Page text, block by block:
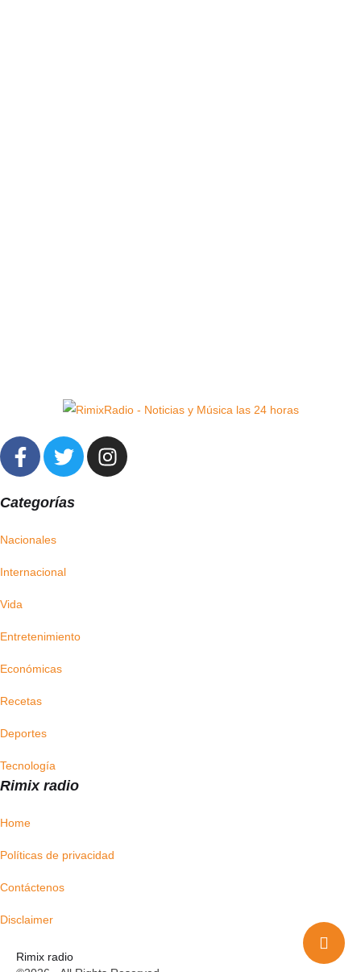
Rimix radio
Home
Políticas de privacidad
Contáctenos
Disclaimer
Categorías
Nacionales
Internacional
Vida
Entretenimiento
Económicas
Recetas
Deportes
Tecnología
Rimix radio